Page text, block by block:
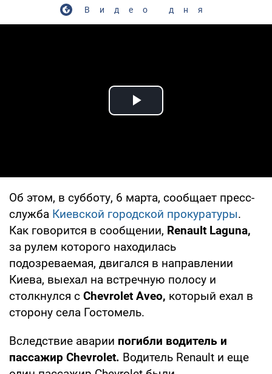
Видео дня
Play Video
Об этом, в субботу, 6 марта, сообщает пресс-
служба Киевской городской прокуратуры.
Как говорится в сообщении, Renault Laguna,
за рулем которого находилась
подозреваемая, двигался в направлении
Киева, выехал на встречную полосу и
столкнулся с Chevrolet Aveo, который ехал в
сторону села Гостомель.
Вследствие аварии погибли водитель и
пассажир Chevrolet. Водитель Renault и еще